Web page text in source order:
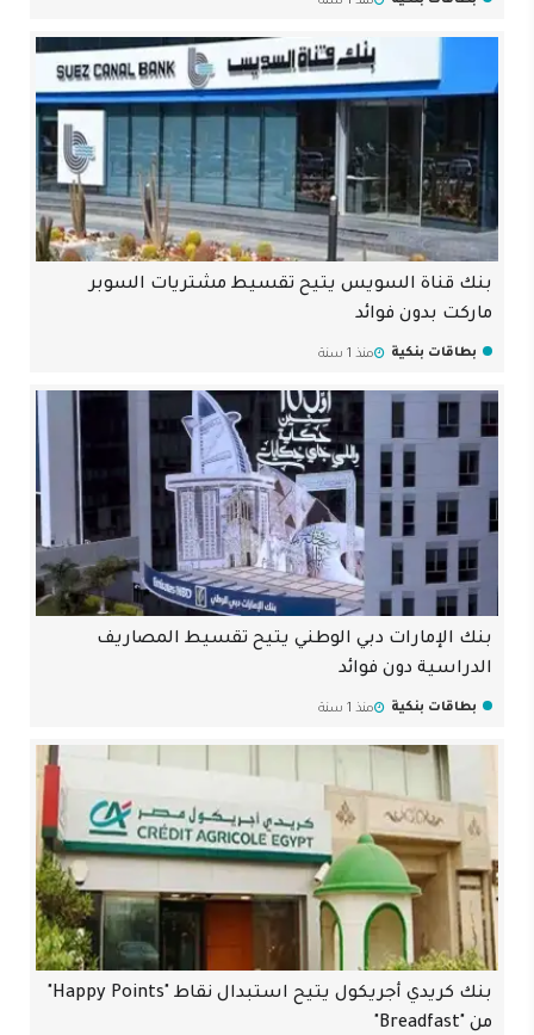
بنك قناة السويس يتيح تقسيط مشتريات السوبر
ماركت بدون فوائد
بطاقات بنكية منذ 1 سنة
بنك الإمارات دبي الوطني يتيح تقسيط المصاريف
الدراسية دون فوائد
بطاقات بنكية منذ 1 سنة
من "Breadfast"